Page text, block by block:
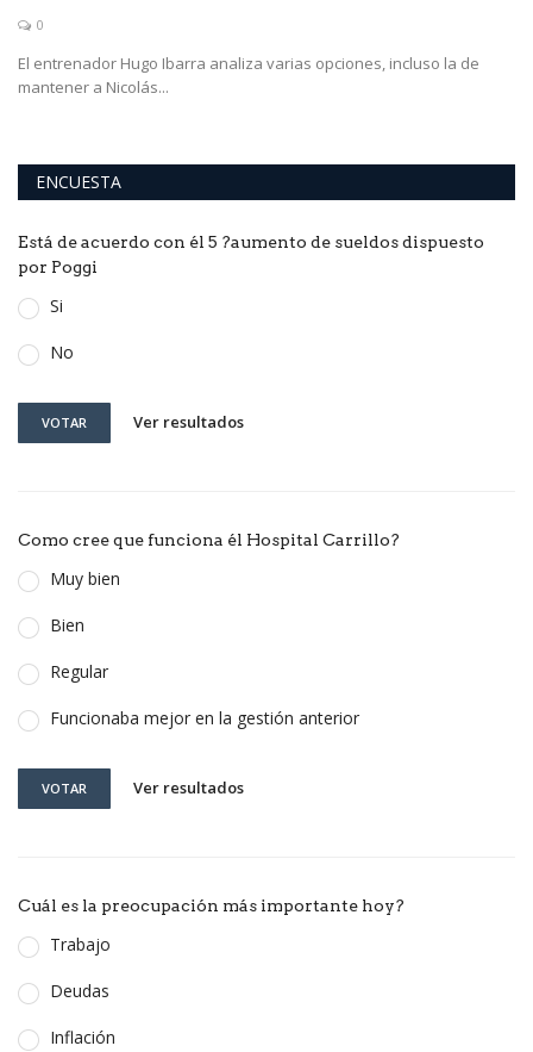
0
El entrenador Hugo Ibarra analiza varias opciones, incluso la de
mantener a Nicolás...
ENCUESTA
Está de acuerdo con él 5 ?aumento de sueldos dispuesto
por Poggi
Si
No
VOTAR Ver resultados
Como cree que funciona él Hospital Carrillo?
Muy bien
Bien
Regular
Funcionaba mejor en la gestión anterior
VOTAR Ver resultados
Cuál es la preocupación más importante hoy?
Trabajo
Deudas
Inflación